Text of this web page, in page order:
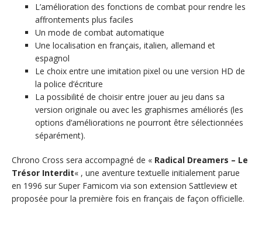
L’amélioration des fonctions de combat pour rendre les
affrontements plus faciles
Un mode de combat automatique
Une localisation en français, italien, allemand et
espagnol
Le choix entre une imitation pixel ou une version HD de
la police d’écriture
La possibilité de choisir entre jouer au jeu dans sa
version originale ou avec les graphismes améliorés (les
options d’améliorations ne pourront être sélectionnées
séparément).
Chrono Cross sera accompagné de « Radical Dreamers – Le
Trésor Interdit« , une aventure textuelle initialement parue
en 1996 sur Super Famicom via son extension Sattleview et
proposée pour la première fois en français de façon officielle.